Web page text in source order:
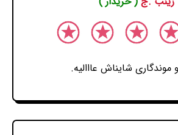
موندگاری شایناش عااالیه.